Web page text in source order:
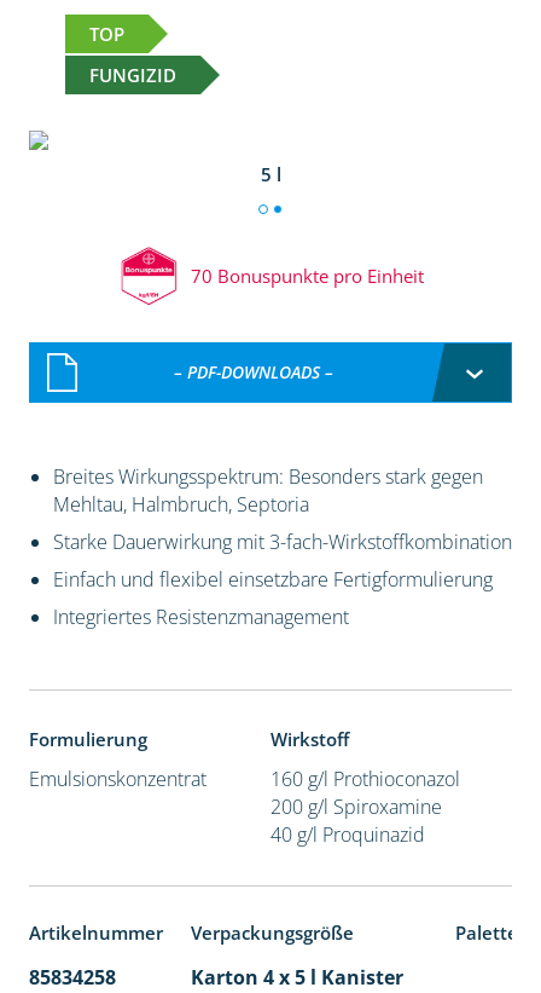
TOP
FUNGIZID
5 l
70 Bonuspunkte pro Einheit
– PDF-DOWNLOADS –
Breites Wirkungsspektrum: Besonders stark gegen
Mehltau, Halmbruch, Septoria
Starke Dauerwirkung mit 3-fach-Wirkstoffkombination
Einfach und flexibel einsetzbare Fertigformulierung
Integriertes Resistenzmanagement
Formulierung
Emulsionskonzentrat
Wirkstoff
160 g/l Prothioconazol
200 g/l Spiroxamine
40 g/l Proquinazid
Artikelnummer Verpackungsgröße
85834258 Karton 4 x 5 l Kanister